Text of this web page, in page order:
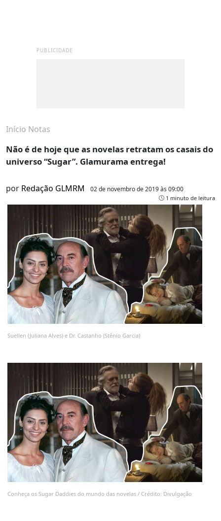
PUBLICIDADE
Início Notas
Não é de hoje que as novelas retratam os casais do
universo “Sugar”. Glamurama entrega!
por Redação GLMRM 02 de novembro de 2019 às 09:00
1 minuto de leitura
Suellen (Juliana Alves) e Dr. Castanho (Stênio Garcia)
Conheça os Sugar Daddies do mundo das novelas / Crédito: Divulgação